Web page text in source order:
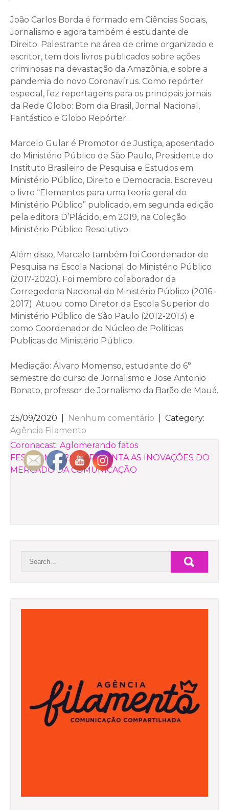
João Carlos Borda é formado em Ciências Sociais,
Jornalismo e agora também é estudante de
Direito. Palestrante na área de crime organizado e
escritor, tem dois livros publicados sobre ações
criminosas na devastação da Amazônia, e sobre a
pandemia do novo Coronavírus. Como repórter
especial, fez reportagens para os principais jornais
da Rede Globo: Bom dia Brasil, Jornal Nacional,
Fantástico e Globo Repórter.
Marcelo Gular é Promotor de Justiça, aposentado
do Ministério Público de São Paulo, Presidente do
Instituto Brasileiro de Pesquisa e Estudos em
Ministério Público, Direito e Democracia. Escreveu
o livro “Elementos para uma teoria geral do
Ministério Público” publicado, em segunda edição
pela editora D’Plácido, em 2019, na Coleção
Ministério Público Resolutivo.
Além disso, Marcelo também foi Coordenador de
Pesquisa na Escola Nacional do Ministério Público
(2017-2020). Foi membro colaborador da
Corregedoria Nacional do Ministério Público (2016-
2017). Atuou como Diretor da Escola Superior do
Ministério Público de São Paulo (2012-2013) e
como Coordenador do Núcleo de Politicas
Publicas do Ministério Público.
Mediação: Álvaro Momenso, estudante do 6°
semestre do curso de Jornalismo e Jose Antonio
Bonato, professor de Jornalismo da Barão de Mauá.
25/09/2020 Nenhum comentário
| Category:
Agência Filamento
NAVEGAÇÃO
DE
POST
Coronacast: Aglomerando fatos
FESTCOM 2020 APRESENTA AS INOVAÇÕES DO
MERCADO DA COMUNICAÇÃO